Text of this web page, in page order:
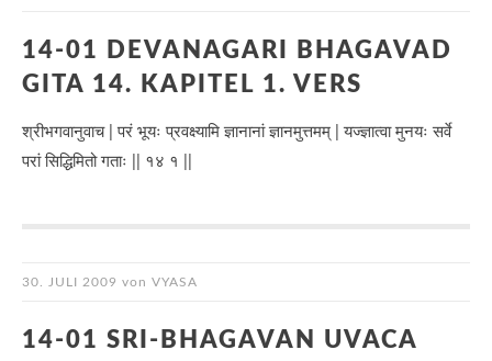
14-01 DEVANAGARI BHAGAVAD
GITA 14. KAPITEL 1. VERS
श्रीभगवानुवाच | परं भूयः प्रवक्ष्यामि ज्ञानानां ज्ञानमुत्तमम् | यज्ज्ञात्वा मुनयः सर्वे
परां सिद्धिमितो गताः || १४ १ ||
30. JULI 2009 von VYASA
14-01 SRI-BHAGAVAN UVACA